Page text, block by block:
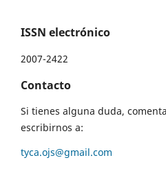
ISSN electrónico
2007-2422
Contacto
Si tienes alguna duda,
escribirnos a:
tyca.ojs@gmail.com